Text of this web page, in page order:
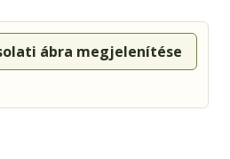
ábra megjelenítése